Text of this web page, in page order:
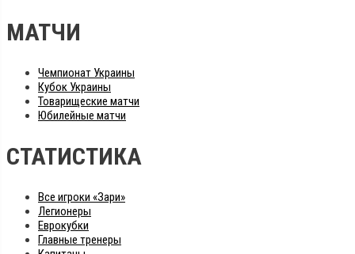
МАТЧИ
Чемпионат Украины
Кубок Украины
Товарищеские матчи
Юбилейные матчи
СТАТИСТИКА
Все игроки «Зари»
Легионеры
Еврокубки
Главные тренеры